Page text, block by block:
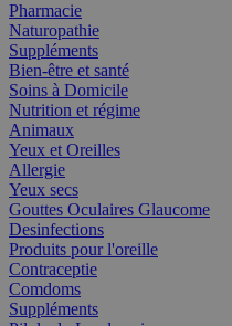
Pharmacie
Naturopathie
Suppléments
Bien-être et santé
Soins à Domicile
Nutrition et régime
Animaux
Yeux et Oreilles
Allergie
Yeux secs
Gouttes Oculaires Glaucome
Desinfections
Produits pour l'oreille
Contraceptie
Comdoms
Suppléments